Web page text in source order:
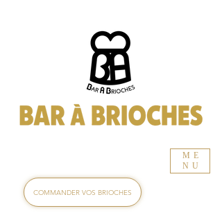
ME
NU
COMMANDER VOS BRIOCHES